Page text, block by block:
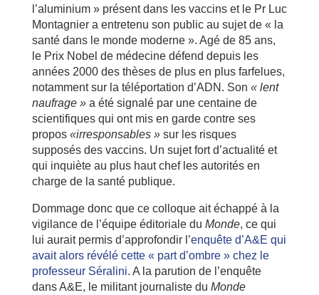
l’aluminium » présent dans les vaccins et le Pr Luc
Montagnier a entretenu son public au sujet de « la
santé dans le monde moderne ». Agé de 85 ans,
le Prix Nobel de médecine défend depuis les
années 2000 des thèses de plus en plus farfelues,
notamment sur la téléportation d’ADN. Son « lent
naufrage »a été signalé par une centaine de
scientifiques qui ont mis en garde contre ses
propos «irresponsables »sur les risques
supposés des vaccins. Un sujet fort d’actualité et
qui inquiète au plus haut chef les autorités en
charge de la santé publique.
Dommage donc que ce colloque ait échappé à la
vigilance de l’équipe éditoriale du Monde, ce qui
lui aurait permis d’approfondir l’enquête d’A&E qui
avait alors révélé cette « part d’ombre » chez le
professeur Séralini. A la parution de l’enquête
dans A&E, le militant journaliste du Monde